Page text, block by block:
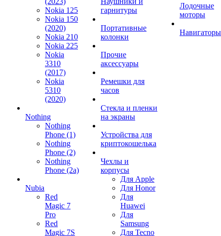
Nokia 125
Nokia 150
(2020)
Nokia 210
Nokia 225
Nokia
3310
(2017)
Nokia
5310
(2020)
Nothing
Nothing
Phone (1)
Nothing
Phone (2)
Nothing
Phone (2a)
Nubia
Red
Magic 7
Pro
Red
Magic 7S
гарнитуры
Портативные
колонки
Прочие
аксессуары
Ремешки для
часов
Стекла и пленки
на экраны
Устройства для
криптокошелька
Чехлы и
корпусы
Для Apple
Для Honor
Для
Huawei
Для
Samsung
Для Tecno
Лодочные
моторы
Навигаторы